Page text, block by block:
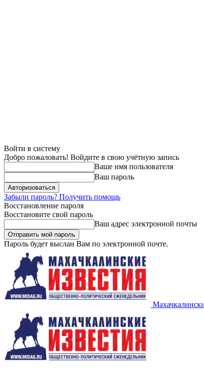
Войти в систему
Добро пожаловать! Войдите в свою учётную запись
Ваше имя пользователя
Ваш пароль
Забыли пароль? Получить помощь
Восстановление пароля
Восстановите свой пароль
Ваш адрес электронной почты
Пароль будет выслан Вам по электронной почте.